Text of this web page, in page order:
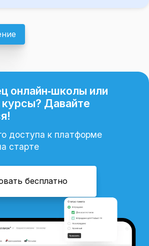
онлайн‑школы или
курсы? Давайте
доступа к платформе
старте
бесплатно